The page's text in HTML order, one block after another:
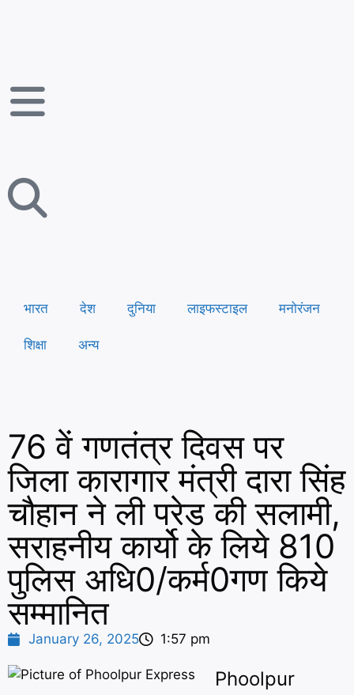
भारत देश दुनिया लाइफस्टाइल मनोरंजन
शिक्षा अन्य
76 वें गणतंत्र दिवस पर
जिला कारागार मंत्री दारा सिंह
चौहान ने ली परेड की सलामी,
सराहनीय कार्यो के लिये 810
पुलिस अधि0/कर्म0गण किये
सम्मानित
January 26, 2025 1:57 pm
Phoolpur